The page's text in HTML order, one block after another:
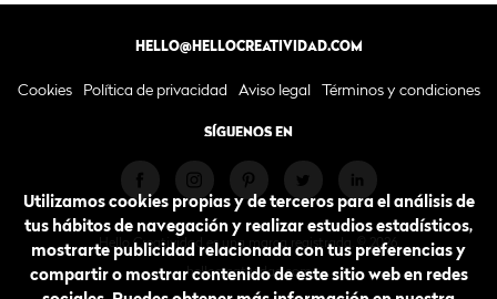
HELLO@HELLOCREATIVIDAD.COM
Cookies Política de privacidad Aviso legal Términos y condiciones
SÍGUENOS EN
Hello Creatividad es una marca registrada. © 2026.
hellocreatividad.com
Utilizamos cookies propias y de terceros para el análisis de
tus hábitos de navegación y realizar estudios estadísticos,
mostrarte publicidad relacionada con tus preferencias y
compartir o mostrar contenido de este sitio web en redes